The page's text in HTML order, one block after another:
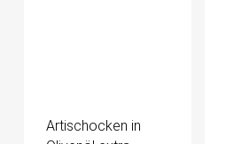
Artischocken in